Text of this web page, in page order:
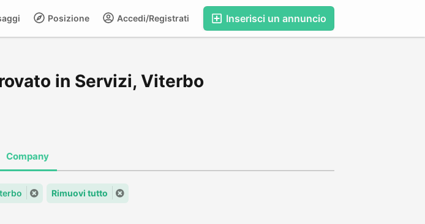
Inserisci un annuncio
Accedi/Registrati
Posizione
in Servizi, Viterbo
Company
Rimuovi tutto